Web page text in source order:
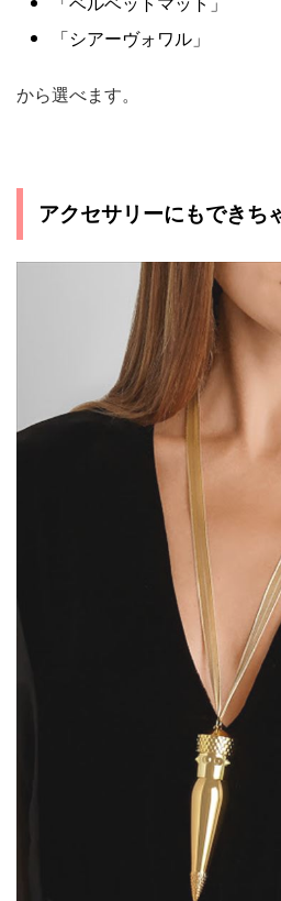
「シアーヴォワル」
から選べます。
アクセサリーにもできち